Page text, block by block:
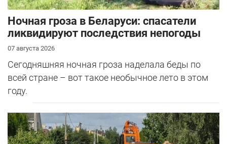
Ночная гроза в Беларуси: спасатели
ликвидируют последствия непогоды
07 августа 2026
Сегодняшняя ночная гроза наделала беды по
всей стране – вот такое необычное лето в этом
году.